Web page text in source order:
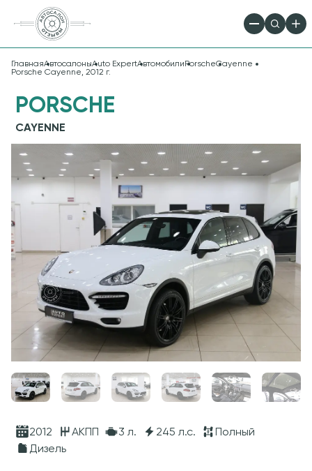
ГлавнаяАвтосалоныAuto ExpertАвтомобили PorscheCayenne
Porsche Cayenne, 2012 г.
PORSCHE
CAYENNE
2012 АКПП 3 л. 245 л.с.
Полный
Дизель